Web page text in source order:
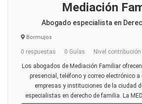
Mediación
Abogado especialista en
Bormujos
0 respuestas 0 Guías Nivel contribución
Los abogados de Mediación Familiar
presencial, teléfono y correo electrónico
empresas y instituciones de la ciudad
especialistas en derecho de familia. La